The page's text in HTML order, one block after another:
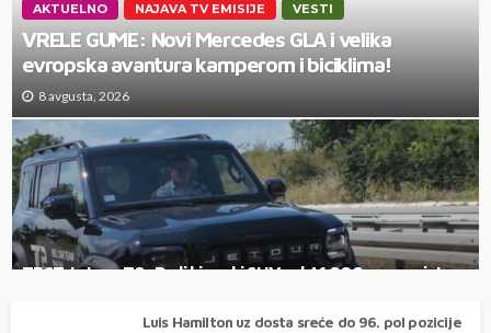
AKTUELNO NAJAVA TV EMISIJE VESTI
VRELE GUME: Novi Mercedes GLA i velika
evropska avantura kamperom i biciklima!
8 avgusta, 2026
TEST Jetour T2: Da li kineski SUV od 41.000 evra zaista
Luis Hamilton uz dosta sreće do 96. pol pozicije